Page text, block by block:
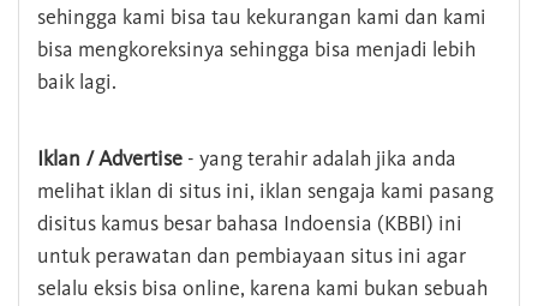
sehingga kami bisa tau kekurangan kami dan kami
bisa mengkoreksinya sehingga bisa menjadi lebih
baik lagi.
Iklan / Advertise - yang terahir adalah jika anda
melihat iklan di situs ini, iklan sengaja kami pasang
disitus kamus besar bahasa Indoensia (KBBI) ini
untuk perawatan dan pembiayaan situs ini agar
selalu eksis bisa online, karena kami bukan sebuah